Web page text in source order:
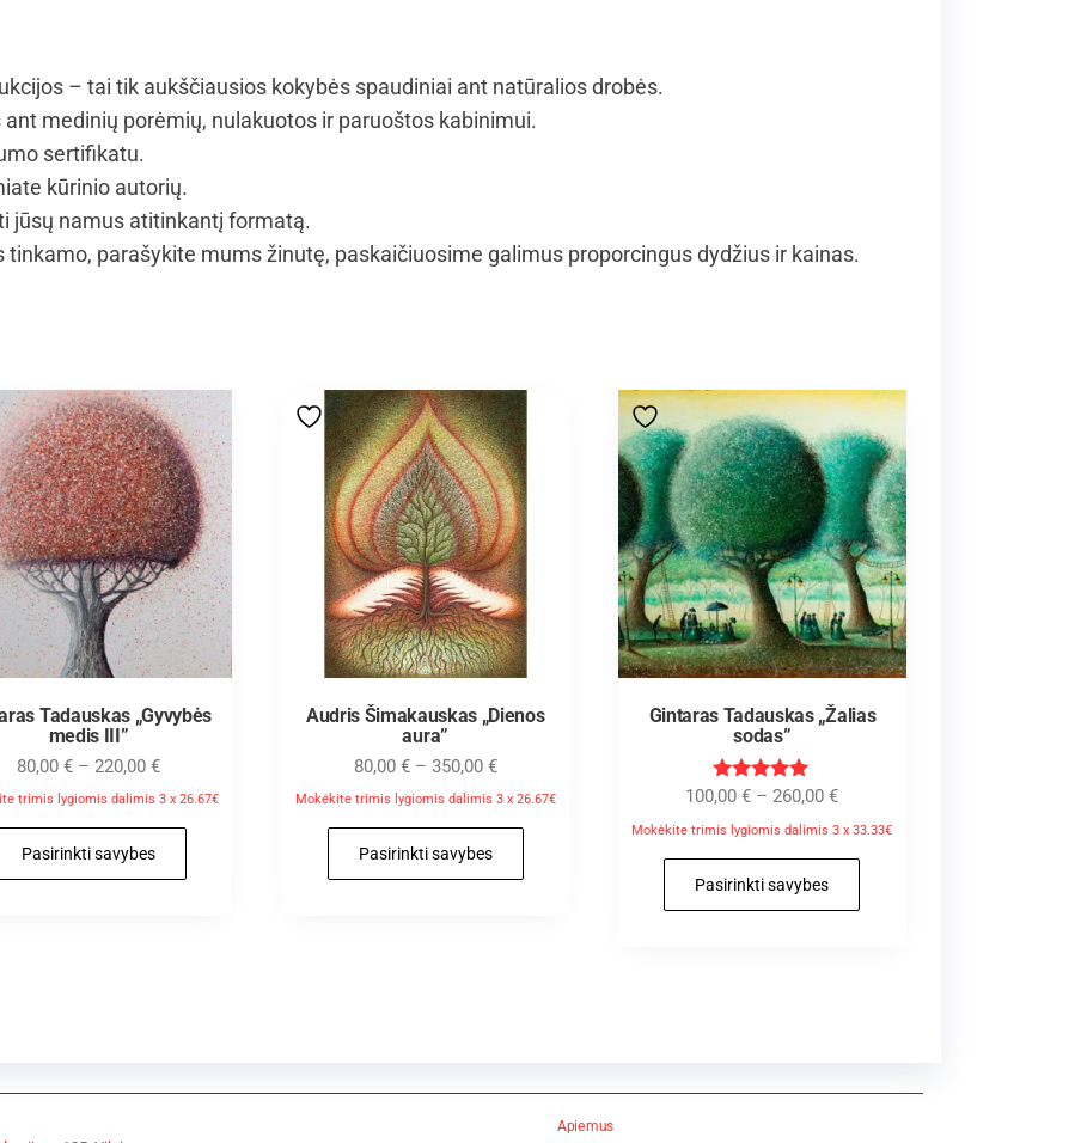
– tai tik aukščiausios kokybės spaudiniai ant natūralios drobės.
medinių porėmių, nulakuotos ir paruoštos kabinimui.
sertifikatu.
kūrinio autorių.
jūsų namus atitinkantį formatą.
parašykite mums žinutę, paskaičiuosime galimus proporcingus dydžius ir kainas.
Tadauskas „Gyvybės
medis III”
80,00 € – 220,00 €
trimis lygiomis dalimis 3 x 26.67€
Pasirinkti savybes
Audris Šimakauskas „Dienos
aura”
80,00 € – 350,00 €
Mokėkite trimis lygiomis dalimis 3 x 26.67€
Pasirinkti savybes
Gintaras Tadauskas „Žalias
sodas”
Įvertinimas
5.00
100,00€ – 260,00€
Mokėkite trimis lygiomis dalimis 3 x 33.33€
Pasirinkti savybes
Apie mus